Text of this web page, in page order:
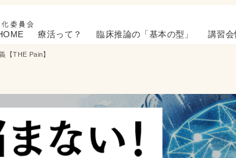
療活って？ 臨床推論の「基本の型」 講習会
【THE Pain】